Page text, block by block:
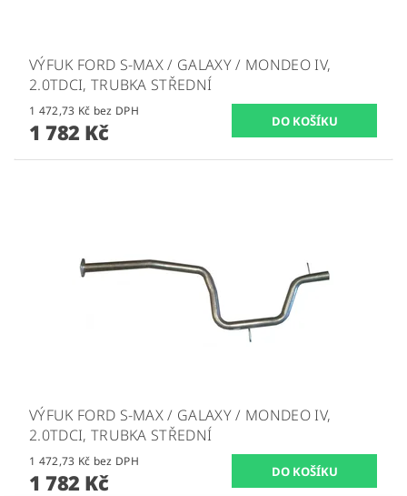
VÝFUK FORD S-MAX / GALAXY / MONDEO IV,
2.0TDCI, TRUBKA STŘEDNÍ
1 472,73 Kč bez DPH
1 782 Kč
VÝFUK FORD S-MAX / GALAXY / MONDEO IV,
2.0TDCI, TRUBKA STŘEDNÍ
1 472,73 Kč bez DPH
1 782 Kč